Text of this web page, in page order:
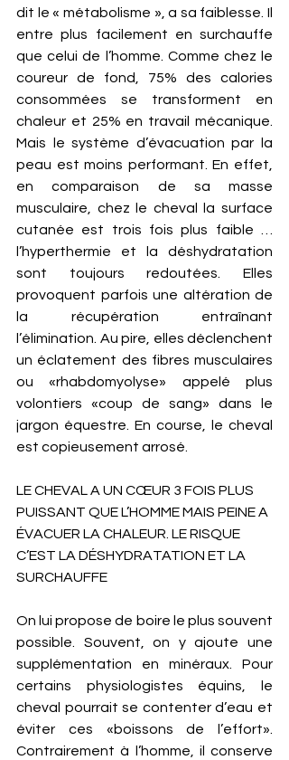
dit le « métabolisme », a sa faiblesse. Il
entre plus facilement en surchauffe
que celui de l’homme. Comme chez le
coureur de fond, 75% des calories
consommées se transforment en
chaleur et 25% en travail mécanique.
Mais le système d’évacuation par la
peau est moins performant. En effet,
en comparaison de sa masse
musculaire, chez le cheval la surface
cutanée est trois fois plus faible …
l’hyperthermie et la déshydratation
sont toujours redoutées. Elles
provoquent parfois une altération de
la récupération entraînant
l’élimination. Au pire, elles déclenchent
un éclatement des fibres musculaires
ou «rhabdomyolyse» appelé plus
volontiers «coup de sang» dans le
jargon équestre. En course, le cheval
est copieusement arrosé.
LE CHEVAL A UN CŒUR 3 FOIS PLUS
PUISSANT QUE L’HOMME MAIS PEINE A
ÉVACUER LA CHALEUR. LE RISQUE
C’EST LA DÉSHYDRATATION ET LA
SURCHAUFFE
On lui propose de boire le plus souvent
possible. Souvent, on y ajoute une
supplémentation en minéraux. Pour
certains physiologistes équins, le
cheval pourrait se contenter d’eau et
éviter ces «boissons de l’effort».
Contrairement à l’homme, il conserve